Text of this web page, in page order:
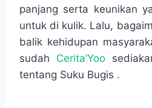
panjang serta keunikan
untuk di kulik. Lalu,
balik kehidupan
sudah Cerita’Yoo
tentang Suku Bugis .